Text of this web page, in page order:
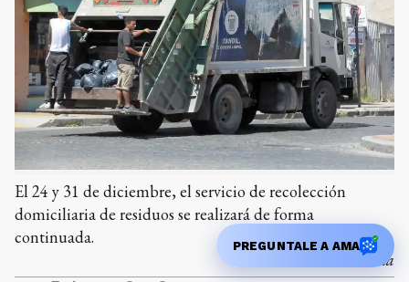
El 24 y 31 de diciembre, el servicio de recolección
domiciliaria de residuos se realizará de forma
continuada.
Mariano Leunda
PREGUNTALE A AMA